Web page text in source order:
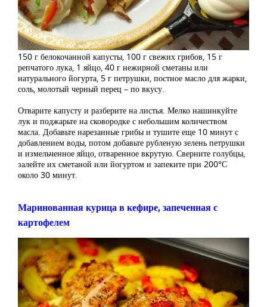
150 г белокочанной капусты, 100 г свежих грибов, 15 г
репчатого лука, 1 яйцо, 40 г нежирной сметаны или
натурального йогурта, 5 г петрушки, постное масло для жарки,
соль, молотый черный перец – по вкусу.
Отварите капусту и разберите на листья. Мелко нашинкуйте
лук и поджарьте на сковородке с небольшим количеством
масла. Добавьте нарезанные грибы и тушите еще 10 минут с
добавлением воды, потом добавьте рубленую зелень петрушки
и измельченное яйцо, отваренное вкрутую. Сверните голубцы,
залейте их сметаной или йогуртом и запеките при 200°С
около 30 минут.
Маринованная курица в кефире, запеченная с
картофелем